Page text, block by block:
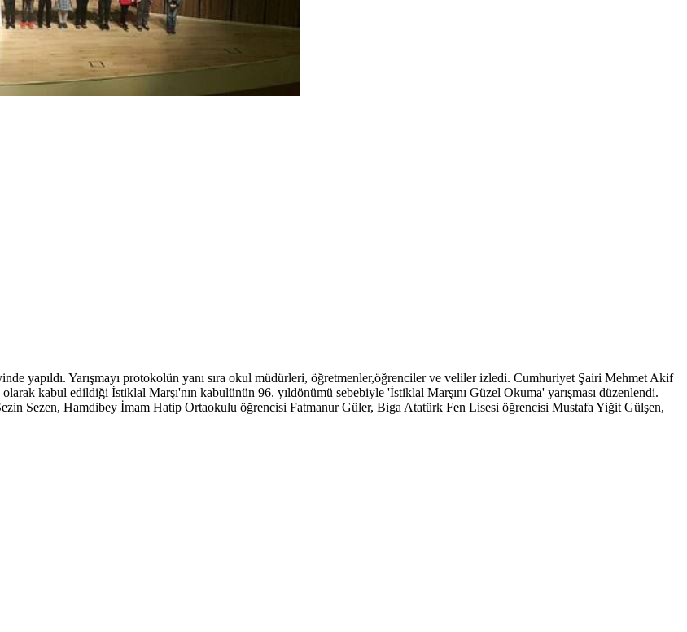
yapıldı. Yarışmayı protokolün yanı sıra okul müdürleri, öğretmenler,öğrenciler ve veliler izledi. Cumhuriyet Şairi Mehmet Akif
kabul edildiği İstiklal Marşı'nın kabulünün 96. yıldönümü sebebiyle 'İstiklal Marşını Güzel Okuma' yarışması düzenlendi.
Sezen, Hamdibey İmam Hatip Ortaokulu öğrencisi Fatmanur Güler, Biga Atatürk Fen Lisesi öğrencisi Mustafa Yiğit Gülşen,